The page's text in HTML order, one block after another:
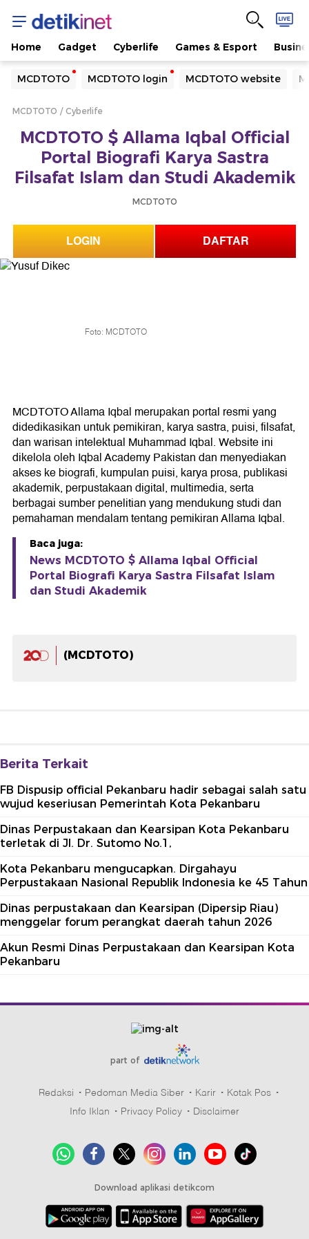
Home Gadget Cyberlife Games & Esport
MCDTOTO MCDTOTO login MCDTOTO website
Yang sedang ramai dicari
Loading...
Loading...
MCDTOTO Cyberlife
MCDTOTO $ Allama Iqbal Official
Portal Biografi Karya Sastra
Filsafat Islam dan Studi Akademik
MCDTOTO
LOGIN DAFTAR
Foto: MCDTOTO
MCDTOTO Allama Iqbal merupakan portal resmi yang
didedikasikan untuk pemikiran, karya sastra, puisi, filsafat,
dan warisan intelektual Muhammad Iqbal. Website ini
dikelola oleh Iqbal Academy Pakistan dan menyediakan
akses ke biografi, kumpulan puisi, karya prosa, publikasi
akademik, perpustakaan digital, multimedia, serta
berbagai sumber penelitian yang mendukung studi dan
pemahaman mendalam tentang pemikiran Allama Iqbal.
Baca juga:
News MCDTOTO $ Allama Iqbal Official
Portal Biografi Karya Sastra Filsafat Islam
dan Studi Akademik
(MCDTOTO)
Berita Terkait
FB Dispusip official Pekanbaru hadir sebagai salah satu
wujud keseriusan Pemerintah Kota Pekanbaru
Dinas Perpustakaan dan Kearsipan Kota Pekanbaru
terletak di Jl. Dr. Sutomo No.1,
Kota Pekanbaru mengucapkan. Dirgahayu
Perpustakaan Nasional Republik Indonesia ke 45 Tahun
Dinas perpustakaan dan Kearsipan (Dipersip Riau)
menggelar forum perangkat daerah tahun 2026
Akun Resmi Dinas Perpustakaan dan Kearsipan Kota
Pekanbaru
part of
Redaksi Pedoman Media Siber Karir
Kotak Pos
Info Iklan
Privacy Policy Disclaimer
Download aplikasi detikcom